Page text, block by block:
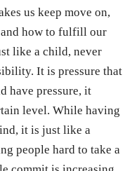
us keep move on,
and how to fulfill our
like a child, never
It is pressure that
have pressure, it
level. While having
it is just like a
people hard to take a